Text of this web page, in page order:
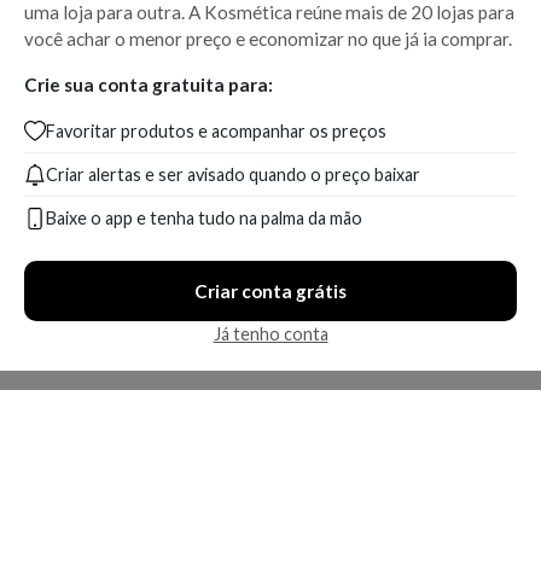
uma loja para outra. A Kosmética reúne mais de 20 lojas para
você achar o menor preço e economizar no que já ia comprar.
Crie sua conta gratuita para:
Favoritar produtos e acompanhar os preços
Criar alertas e ser avisado quando o preço baixar
Baixe o app e tenha tudo na palma da mão
Criar conta grátis
Já tenho conta